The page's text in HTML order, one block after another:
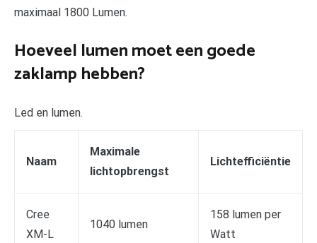
maximaal 1800 Lumen.
Hoeveel lumen moet een goede
zaklamp hebben?
Led en lumen.
Naam
Maximale
lichtopbrengst
Lichtefficiëntie
Cree
XM-L
1040 lumen
158 lumen per
Watt